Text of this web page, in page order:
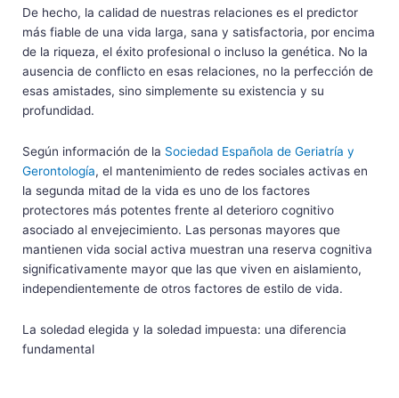
De hecho, la calidad de nuestras relaciones es el predictor
más fiable de una vida larga, sana y satisfactoria, por encima
de la riqueza, el éxito profesional o incluso la genética. No la
ausencia de conflicto en esas relaciones, no la perfección de
esas amistades, sino simplemente su existencia y su
profundidad.
Según información de la Sociedad Española de Geriatría y
Gerontología, el mantenimiento de redes sociales activas en
la segunda mitad de la vida es uno de los factores
protectores más potentes frente al deterioro cognitivo
asociado al envejecimiento. Las personas mayores que
mantienen vida social activa muestran una reserva cognitiva
significativamente mayor que las que viven en aislamiento,
independientemente de otros factores de estilo de vida.
La soledad elegida y la soledad impuesta: una diferencia
fundamental